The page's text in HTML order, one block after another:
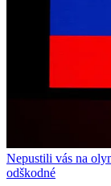
Nepustili vás na
odškodné